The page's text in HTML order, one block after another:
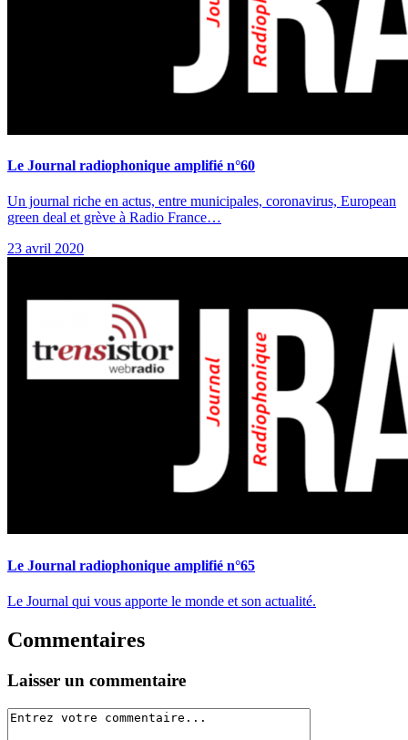
Le Journal radiophonique amplifié n°60
Un journal riche en actus, entre municipales, coronavirus, European
green deal et grève à Radio France…
23 avril 2020
Le Journal radiophonique amplifié n°65
Le Journal qui vous apporte le monde et son actualité.
Commentaires
Laisser un commentaire